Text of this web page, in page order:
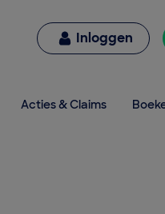
Inloggen
Acties & Claims